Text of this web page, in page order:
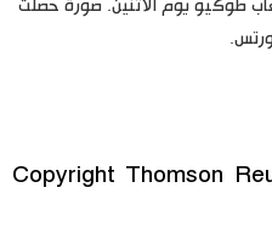
طوكيو يوم الاثنين. صورة حصلت
(c) Copyright Thomson